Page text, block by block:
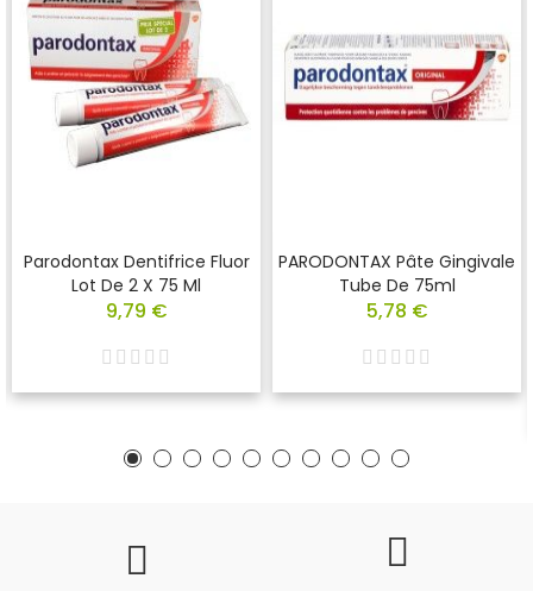
Parodontax Dentifrice Fluor
Lot De 2 X 75 Ml
9,79 €
PARODONTAX Pâte Gingivale
Tube De 75ml
5,78 €